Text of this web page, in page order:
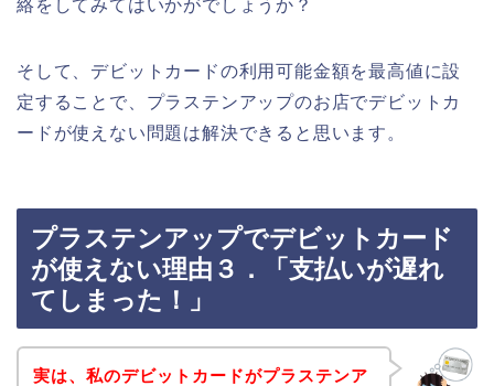
絡をしてみてはいかがでしょうか？
そして、デビットカードの利用可能金額を最高値に設
定することで、プラステンアップのお店でデビットカ
ードが使えない問題は解決できると思います。
プラステンアップでデビットカード
が使えない理由３．「支払いが遅れ
てしまった！」
実は、私のデビットカードがプラステンア